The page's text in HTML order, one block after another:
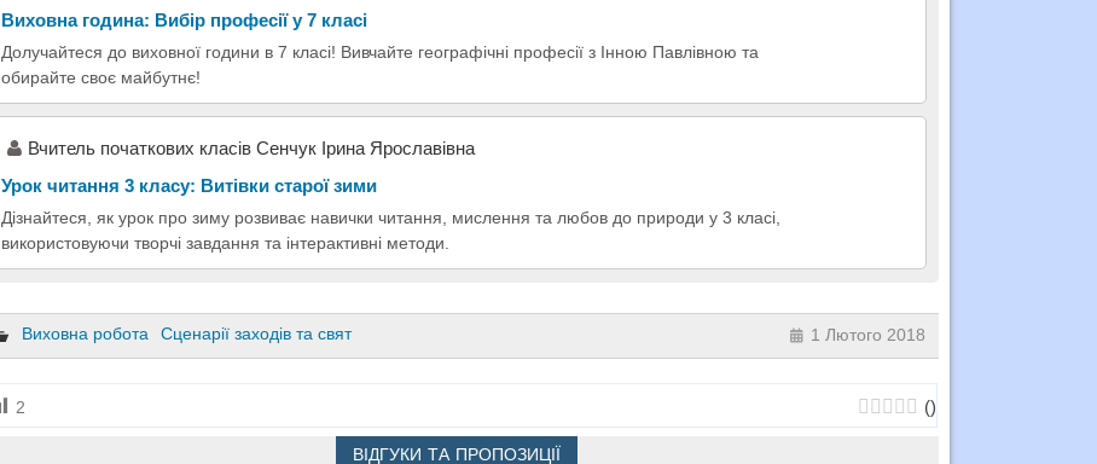
Виховна година: Вибір професії у 7 класі
Долучайтеся до виховної години в 7 класі! Вивчайте географічні професії з Інною Павлівною та
обирайте своє майбутнє!
Вчитель початкових класів Сенчук Ірина Ярославівна
Урок читання 3 класу: Витівки старої зими
Дізнайтеся, як урок про зиму розвиває навички читання, мислення та любов до природи у 3 класі,
використовуючи творчі завдання та інтерактивні методи.
Виховна робота Сценарії заходів та свят 1 Лютого 2018
2 ()
ВІДГУКИ ТА ПРОПОЗИЦІЇ